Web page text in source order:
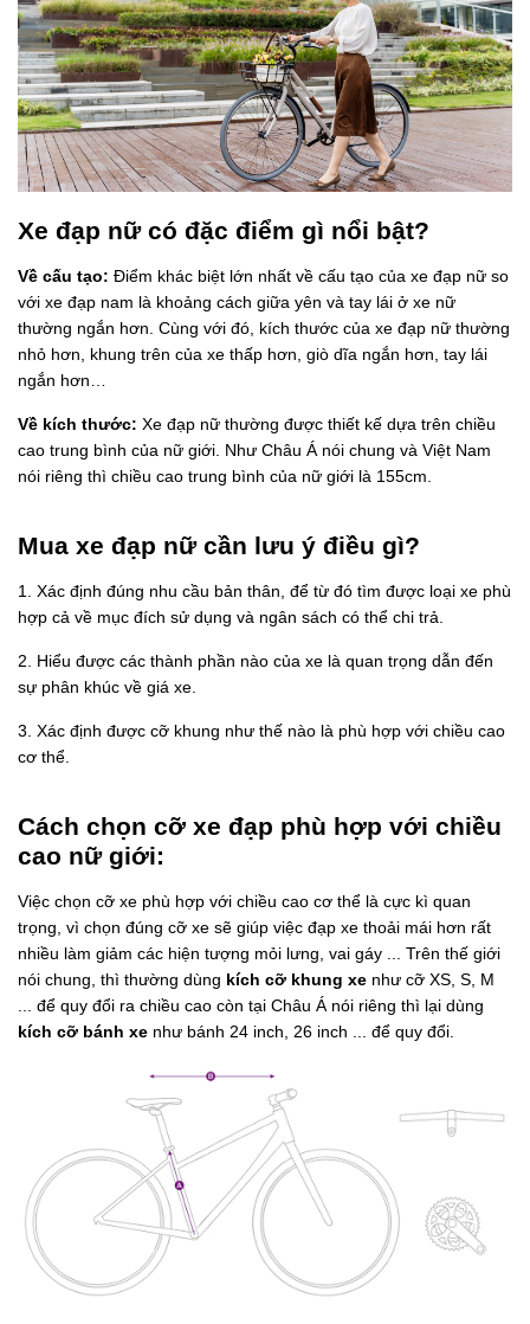
Xe đạp nữ có đặc điểm gì nổi bật?
Về cấu tạo: Điểm khác biệt lớn nhất về cấu tạo của xe đạp nữ so
với xe đạp nam là khoảng cách giữa yên và tay lái ở xe nữ
thường ngắn hơn. Cùng với đó, kích thước của xe đạp nữ thường
nhỏ hơn, khung trên của xe thấp hơn, giò dĩa ngắn hơn, tay lái
ngắn hơn…
Về kích thước: Xe đạp nữ thường được thiết kế dựa trên chiều
cao trung bình của nữ giới. Như Châu Á nói chung và Việt Nam
nói riêng thì chiều cao trung bình của nữ giới là 155cm.
Mua xe đạp nữ cần lưu ý điều gì?
1. Xác định đúng nhu cầu bản thân, để từ đó tìm được loại xe phù
hợp cả về mục đích sử dụng và ngân sách có thể chi trả.
2. Hiểu được các thành phần nào của xe là quan trọng dẫn đến
sự phân khúc về giá xe.
3. Xác định được cỡ khung như thế nào là phù hợp với chiều cao
cơ thể.
Cách chọn cỡ xe đạp phù hợp với chiều
cao nữ giới:
Việc chọn cỡ xe phù hợp với chiều cao cơ thể là cực kì quan
trọng, vì chọn đúng cỡ xe sẽ giúp việc đạp xe thoải mái hơn rất
nhiều làm giảm các hiện tượng mỏi lưng, vai gáy ... Trên thế giới
nói chung, thì thường dùng kích cỡ khung xe như cỡ XS, S, M
... để quy đổi ra chiều cao còn tại Châu Á nói riêng thì lại dùng
kích cỡ bánh xe như bánh 24 inch, 26 inch ... để quy đổi.